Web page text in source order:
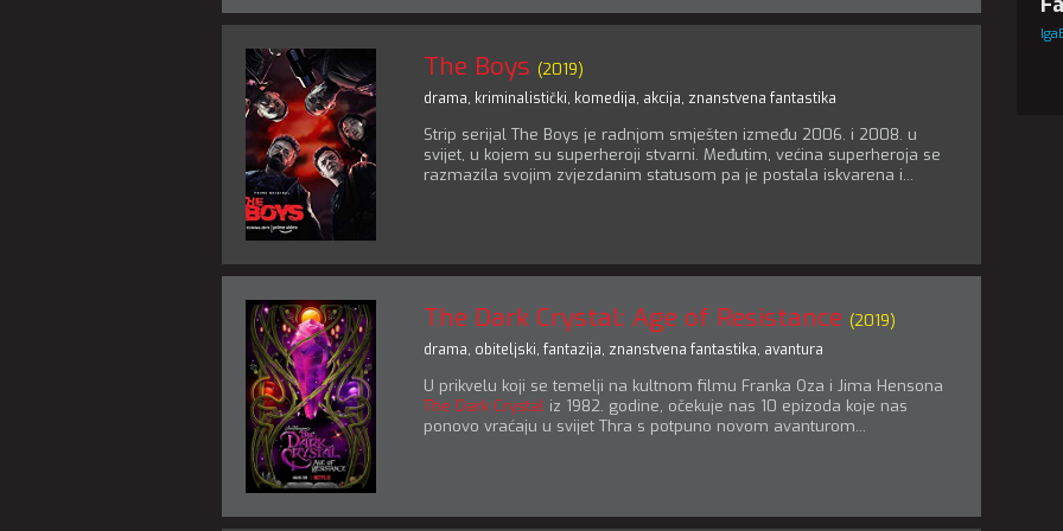
The Boys (2019)
drama, kriminalistički, komedija, akcija, znanstvena fantastika
Strip serijal The Boys je radnjom smješten između 2006. i 2008. u
svijet, u kojem su superheroji stvarni. Međutim, većina superheroja se
razmazila svojim zvjezdanim statusom pa je postala iskvarena i...
The Dark Crystal: Age of Resistance (2019)
drama, obiteljski, fantazija, znanstvena fantastika, avantura
U prikvelu koji se temelji na kultnom filmu Franka Oza i Jima Hensona
The Dark Crystal iz 1982. godine, očekuje nas 10 epizoda koje nas
ponovo vraćaju u svijet Thra s potpuno novom avanturom...